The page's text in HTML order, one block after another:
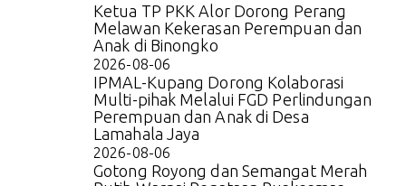
Ketua TP PKK Alor Dorong Perang
Melawan Kekerasan Perempuan dan
Anak di Binongko
2026-08-06
IPMAL-Kupang Dorong Kolaborasi
Multi-pihak Melalui FGD Perlindungan
Perempuan dan Anak di Desa
Lamahala Jaya
2026-08-06
Gotong Royong dan Semangat Merah